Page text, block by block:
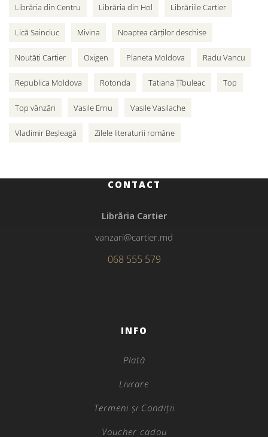
Librăria din Centru Librăria din Hol Librăriile Cartier
Lică Sainciuc Mivina Noaptea cărților deschise
Noutăți Cartier Oxigen Planeta Moldova Radu Vancu
Republica Moldova Rotonda Tatiana Țîbuleac Top
Top vânzări Vasile Ernu Vasile Vasilache
Vladimir Beșleagă Zilele literaturii române
CONTACT
Librăria Cartier
vanzari@cartier.md
068 555 579
INFO
Plată
Livrare
Termeni și Condiții
Voucher cadou